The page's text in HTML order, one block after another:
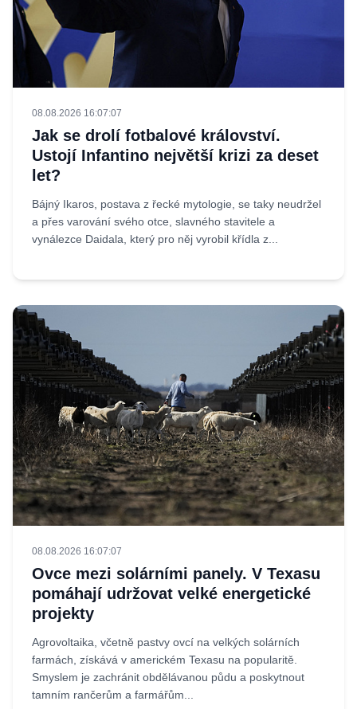
08.08.2026 16:07:07
Jak se drolí fotbalové království.
Ustojí Infantino největší krizi za deset
let?
Bájný Ikaros, postava z řecké mytologie, se taky neudržel
a přes varování svého otce, slavného stavitele a
vynálezce Daidala, který pro něj vyrobil křídla z...
08.08.2026 16:07:07
Ovce mezi solárními panely. V Texasu
pomáhají udržovat velké energetické
projekty
Agrovoltaika, včetně pastvy ovcí na velkých solárních
farmách, získává v americkém Texasu na popularitě.
Smyslem je zachránit obdělávanou půdu a poskytnout
tamním rančerům a farmářům...